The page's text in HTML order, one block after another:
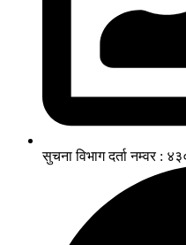
सुचना विभाग दर्ता नम्वर :